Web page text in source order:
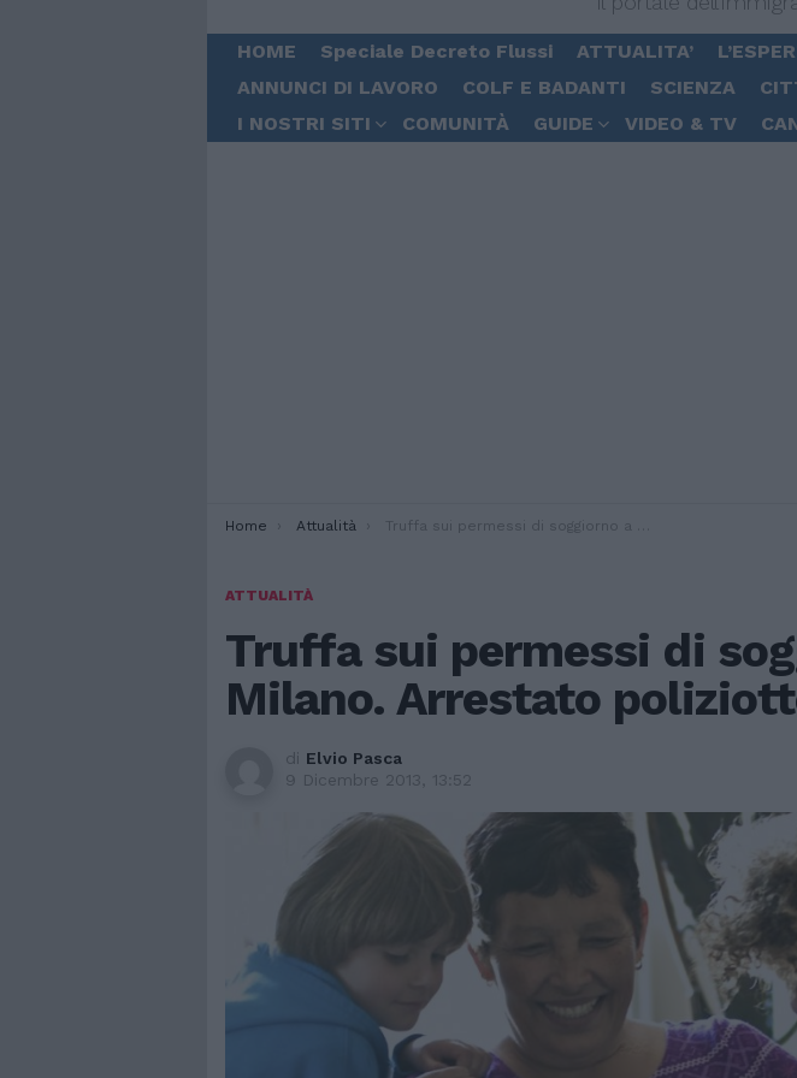
HOME Speciale Decreto Flussi ATTUALITA’
ANNUNCI DI LAVORO
COLF E BADANTI SCIENZA
I NOSTRI SITI
COMUNITÀ GUIDE VIDEO & TV
You are here:
Home Attualità Truffa sui permessi di soggiorno a Milano. Arrestato poliziotto
ATTUALITÀ
Truffa sui permessi di
Milano. Arrestato
di Elvio Pasca
9 Dicembre 2013, 13:52